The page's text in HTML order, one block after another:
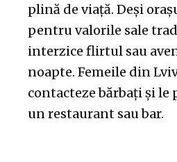
plină de viață. Deși
pentru valorile sale
interzice flirtul sau
noapte. Femeile din
contacteze bărbați și le
un restaurant sau bar.